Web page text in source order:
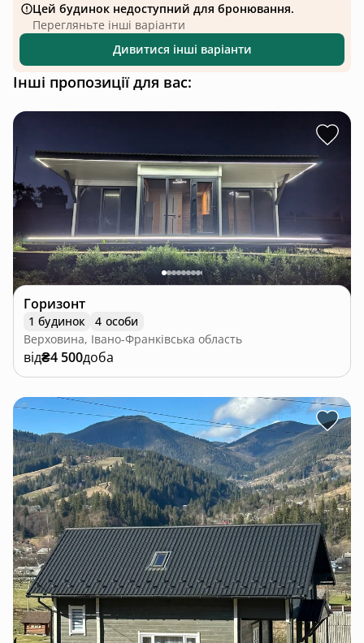
Цей будинок недоступний для бронювання.
Перегляньте інші варіанти
Дивитися інші варіанти
Інші пропозиції для вас:
Горизонт
1 будинок
4 особи
Верховина, Івано-Франківська область
від₴4 500доба